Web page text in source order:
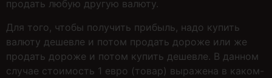
продать любую другую валюту.
Для того, чтобы получить прибыль, надо купить
валюту дешевле и потом продать дороже или же
продать дороже и потом купить дешевле. В данном
случае стоимость 1 евро (товар) выражена в каком-